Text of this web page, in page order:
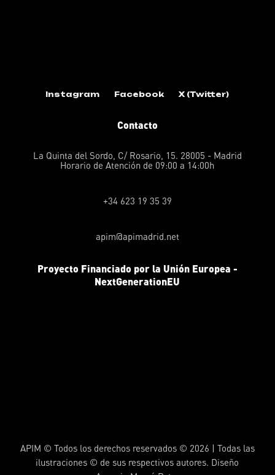
Instagram Facebook X (Twitter)
Contacto
La Quinta del Sordo, C/ Rosario, 15. 28005 - Madrid
Horario de Atención de 09:00 a 14:00h
+34 623 19 35 39
apim@apimadrid.net
Proyecto Financiado por la Unión Europea -
NextGenerationEU
APIM © Todos los derechos reservados © 2026 | Todas las
ilustraciones © de sus respectivos autores. Diseño